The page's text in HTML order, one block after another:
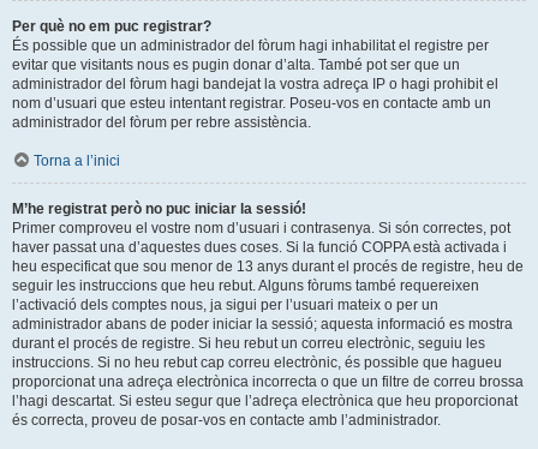
Per què no em puc registrar?
És possible que un administrador del fòrum hagi inhabilitat el registre per
evitar que visitants nous es pugin donar d’alta. També pot ser que un
administrador del fòrum hagi bandejat la vostra adreça IP o hagi prohibit el
nom d’usuari que esteu intentant registrar. Poseu-vos en contacte amb un
administrador del fòrum per rebre assistència.
Torna a l’inici
M’he registrat però no puc iniciar la sessió!
Primer comproveu el vostre nom d’usuari i contrasenya. Si són correctes, pot
haver passat una d’aquestes dues coses. Si la funció COPPA està activada i
heu especificat que sou menor de 13 anys durant el procés de registre, heu de
seguir les instruccions que heu rebut. Alguns fòrums també requereixen
l’activació dels comptes nous, ja sigui per l’usuari mateix o per un
administrador abans de poder iniciar la sessió; aquesta informació es mostra
durant el procés de registre. Si heu rebut un correu electrònic, seguiu les
instruccions. Si no heu rebut cap correu electrònic, és possible que hagueu
proporcionat una adreça electrònica incorrecta o que un filtre de correu brossa
l’hagi descartat. Si esteu segur que l’adreça electrònica que heu proporcionat
és correcta, proveu de posar-vos en contacte amb l’administrador.